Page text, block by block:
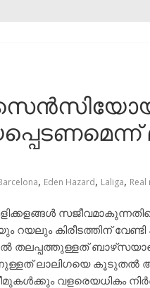
, Eden Hazard, Laliga,
കിരീടത്തിന് വേണ്ടി
തലപ്പത്തുള്ളത്
ലാലിഗയെ കൂടുതൽ
വളരെയധികം